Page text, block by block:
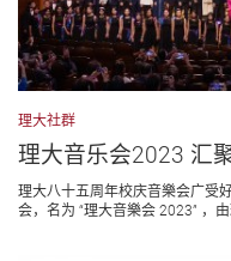
理大社群
理大音乐会2023 汇
理大⼋十五周年校庆音樂会广受
会，名为 “理大音樂会 2023” ，